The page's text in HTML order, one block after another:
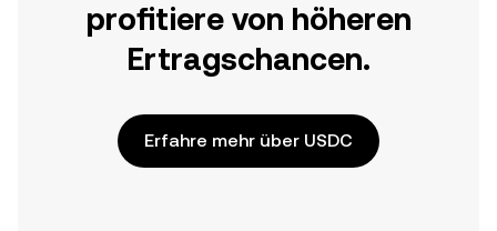
profitiere von höheren
Ertragschancen.
Erfahre mehr über USDC